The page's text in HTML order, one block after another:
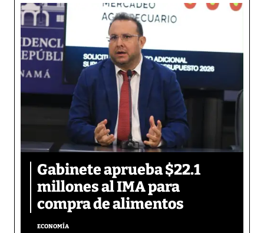
Gabinete aprueba $22.1
millones al IMA para
compra de alimentos
ECONOMÍA